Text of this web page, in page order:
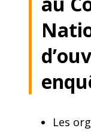
Les